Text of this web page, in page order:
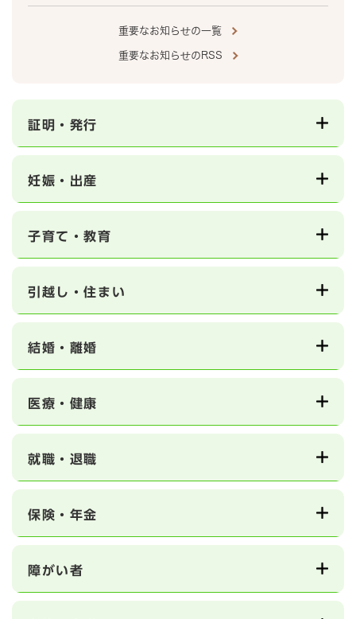
重要なお知らせの一覧
重要なお知らせのRSS
証明・発行
妊娠・出産
子育て・教育
引越し・住まい
結婚・離婚
医療・健康
就職・退職
保険・年金
障がい者